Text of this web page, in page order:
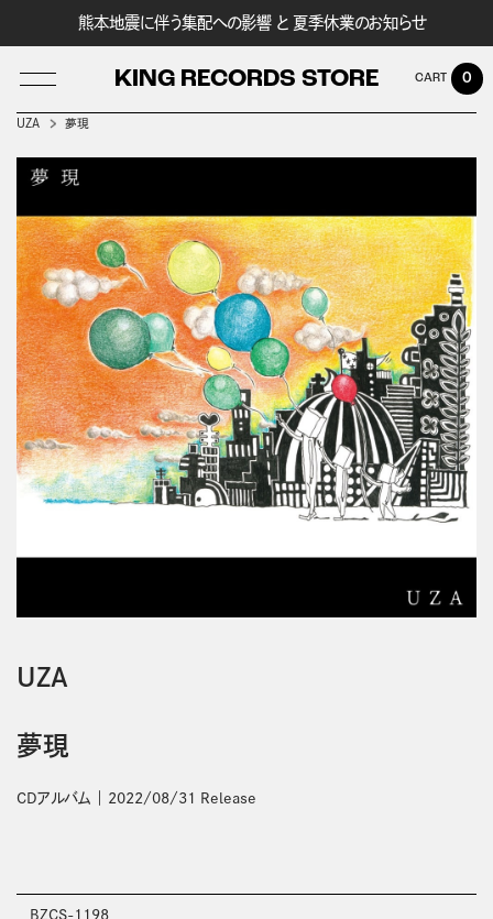
熊本地震に伴う集配への影響 と 夏季休業のお知らせ
KING RECORDS STORE
LOG IN
0
UZA 夢現
UZA
夢現
CDアルバム 2022/08/31 Release
BZCS-1198